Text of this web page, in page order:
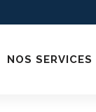
NOS SERVICES